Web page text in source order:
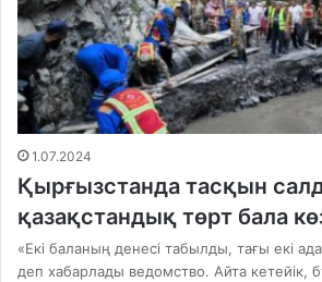
1.07.2024
Қырғызстанда тасқын
қазақстандық төрт бала
«Екі баланың денесі табылды, тағы екі
деп хабарлады ведомство. Айта кетейік,